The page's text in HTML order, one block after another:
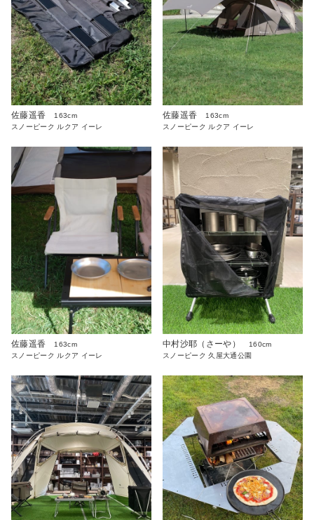
佐藤遥香
163cm
スノーピーク ルクア イーレ
佐藤遥香
163cm
スノーピーク ルクア イーレ
佐藤遥香
163cm
スノーピーク ルクア イーレ
中村沙耶（さーや）
160cm
スノーピーク 久屋大通公園